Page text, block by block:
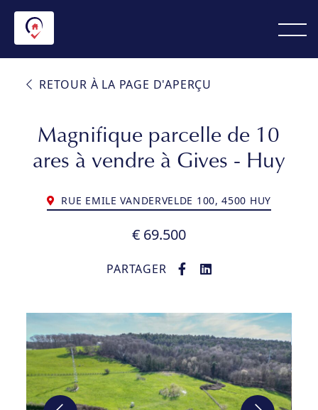
RETOUR À LA PAGE D'APERÇU
Magnifique parcelle de 10
ares à vendre à Gives - Huy
RUE EMILE VANDERVELDE 100, 4500 HUY
€ 69.500
PARTAGER